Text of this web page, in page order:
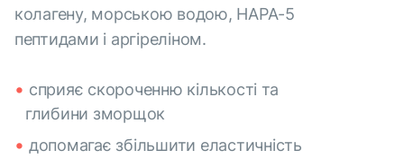
колагену, морською водою, НАРА-5
пептидами і аргіреліном.
сприяє скороченню кількості та
глибини зморщок
допомагає збільшити еластичність